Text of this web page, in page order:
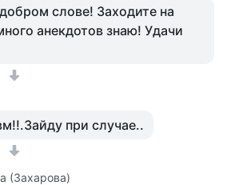
слове! Заходите на
анекдотов знаю! Удачи
при случае..
(Захарова)